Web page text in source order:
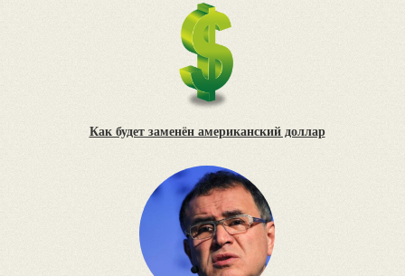
Как будет заменён американский доллар